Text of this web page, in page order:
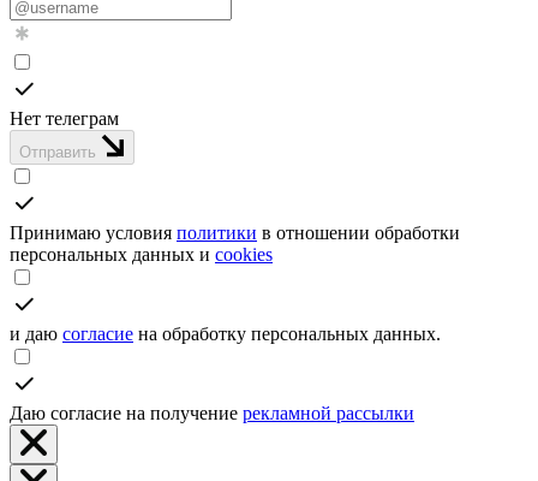
Нет телеграм
Отправить
Принимаю условия политики в отношении обработки
персональных данных и cookies
и даю согласие на обработку персональных данных.
Даю согласие на получение рекламной рассылки